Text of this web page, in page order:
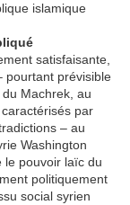
islamique
satisfaisante,
pourtant prévisible
Machrek, au
par
– au
Washington
le pouvoir laïc du
politiquement
social syrien